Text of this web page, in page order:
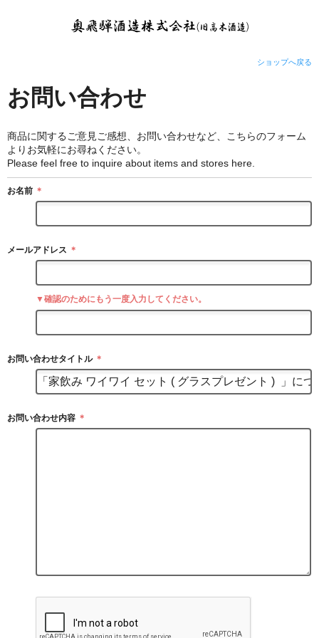
ショップへ戻る
お問い合わせ
商品に関するご意見ご感想、お問い合わせなど、こちらのフォーム
よりお気軽にお尋ねください。
Please feel free to inquire about items and stores here.
お名前 ＊
メールアドレス ＊
▼確認のためにもう一度入力してください。
お問い合わせタイトル ＊
お問い合わせ内容 ＊